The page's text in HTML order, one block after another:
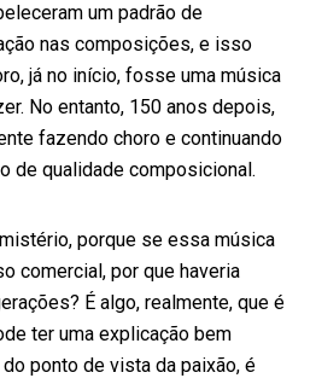
um padrão de
nas composições, e isso
já no início, fosse uma música
No entanto, 150 anos depois,
fazendo choro e continuando
de qualidade composicional.
porque se essa música
comercial, por que haveria
É algo, realmente, que é
ter uma explicação bem
ponto de vista da paixão, é